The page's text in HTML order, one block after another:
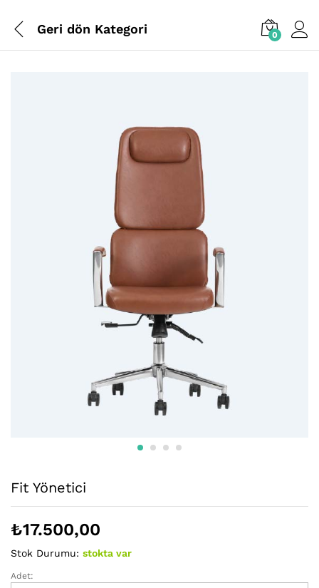
Geri dön Kategori 0
Fit Yönetici
₺17.500,00
Stok Durumu: stokta var
Fit
Adet: